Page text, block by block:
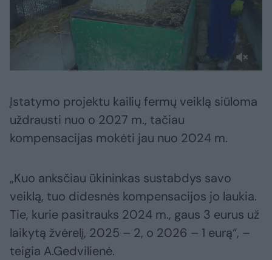
Įstatymo projektu kailių fermų veiklą siūloma
uždrausti nuo o 2027 m., tačiau
kompensacijas mokėti jau nuo 2024 m.
„Kuo anksčiau ūkininkas sustabdys savo
veiklą, tuo didesnės kompensacijos jo laukia.
Tie, kurie pasitrauks 2024 m., gaus 3 eurus už
laikytą žvėrelį, 2025 – 2, o 2026 – 1 eurą“, –
teigia A.Gedvilienė.